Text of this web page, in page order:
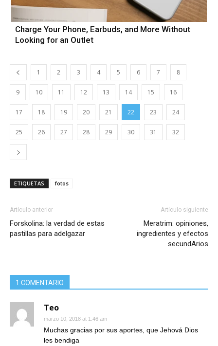
Charge Your Phone, Earbuds, and More Without
Looking for an Outlet
1 2 3 4 5 6 7 8
9 10 11 12 13 14 15 16
17 18 19 20 21 22 23 24
25 26 27 28 29 30 31 32
ETIQUETAS fotos
Artículo anterior
Forskolina: la verdad de estas
pastillas para adelgazar
Artículo siguiente
Meratrim: opiniones,
ingredientes y efectos
secundArios
1 COMENTARIO
Teo
marzo 10, 2018 at 1:46 am
Muchas gracias por sus aportes, que Jehová Dios
les bendiga